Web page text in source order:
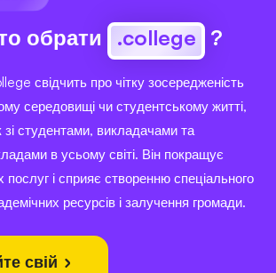
обрати .college ?
свідчить про чітку зосередженість
середовищі чи студентському житті,
зі студентами, викладачами та
в усьому світі. Він покращує
послуг і сприяє створенню спеціального
ресурсів і залучення громади.
свій